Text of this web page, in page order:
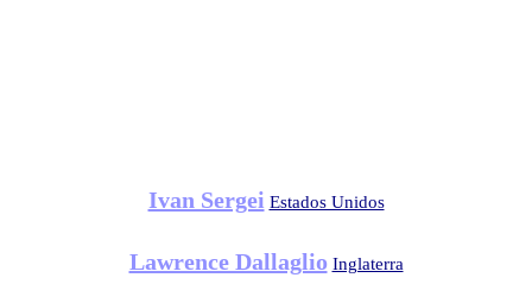
Ivan Sergei Estados Unidos
Lawrence Dallaglio Inglaterra